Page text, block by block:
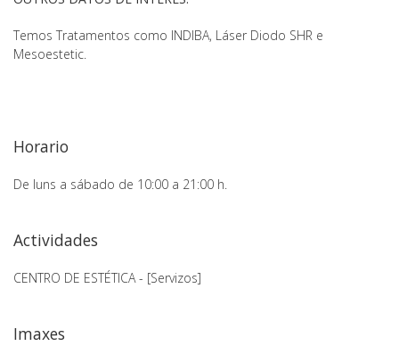
Temos Tratamentos como INDIBA, Láser Diodo SHR e
Mesoestetic.
Horario
De luns a sábado de 10:00 a 21:00 h.
Actividades
CENTRO DE ESTÉTICA - [Servizos]
Imaxes